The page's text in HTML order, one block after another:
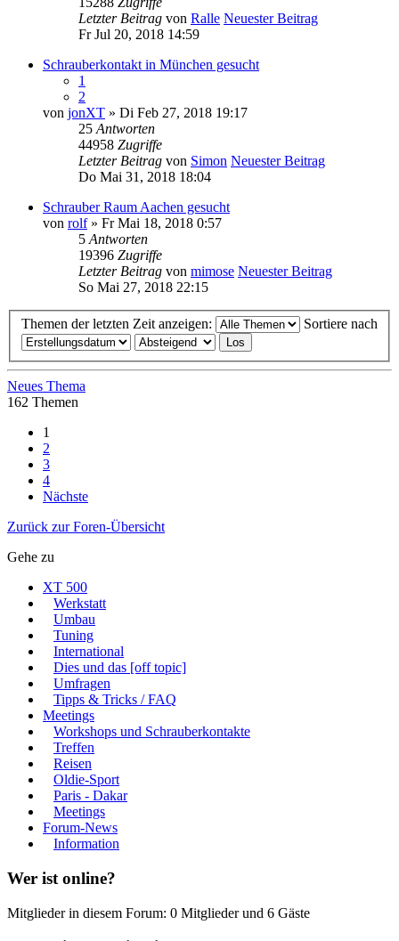
Letzter Beitrag von Ralle Neuester Beitrag
Fr Jul 20, 2018 14:59
Schrauberkontakt in München gesucht
1
2
von jonXT » Di Feb 27, 2018 19:17
25 Antworten
44958 Zugriffe
Letzter Beitrag von Simon Neuester Beitrag
Do Mai 31, 2018 18:04
Schrauber Raum Aachen gesucht
von rolf» Fr Mai 18, 2018 0:57
5 Antworten
19396 Zugriffe
Letzter Beitrag von mimose Neuester Beitrag
So Mai 27, 2018 22:15
Themen der letzten Zeit anzeigen: Sortiere nach
Neues Thema
162 Themen
1
2
3
4
Nächste
Zurück zur Foren-Übersicht
Gehe zu
XT 500
Werkstatt
Umbau
Tuning
International
Dies und das [off topic]
Umfragen
Tipps & Tricks / FAQ
Meetings
Workshops und Schrauberkontakte
Treffen
Reisen
Oldie-Sport
Paris - Dakar
Meetings
Forum-News
Information
Wer ist online?
Mitglieder in diesem Forum: 0 Mitglieder und 6 Gäste